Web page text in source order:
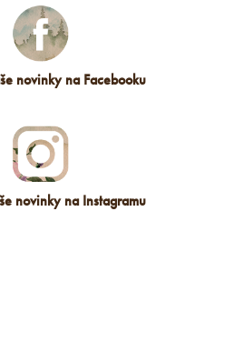
novinky na Facebooku
novinky na Instagramu